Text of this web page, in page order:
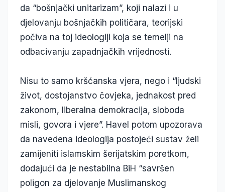
da “bošnjački unitarizam”, koji nalazi i u
djelovanju bošnjačkih političara, teorijski
počiva na toj ideologiji koja se temelji na
odbacivanju zapadnjačkih vrijednosti.
Nisu to samo kršćanska vjera, nego i “ljudski
život, dostojanstvo čovjeka, jednakost pred
zakonom, liberalna demokracija, sloboda
misli, govora i vjere”. Havel potom upozorava
da navedena ideologija postojeći sustav želi
zamijeniti islamskim šerijatskim poretkom,
dodajući da je nestabilna BiH “savršen
poligon za djelovanje Muslimanskog